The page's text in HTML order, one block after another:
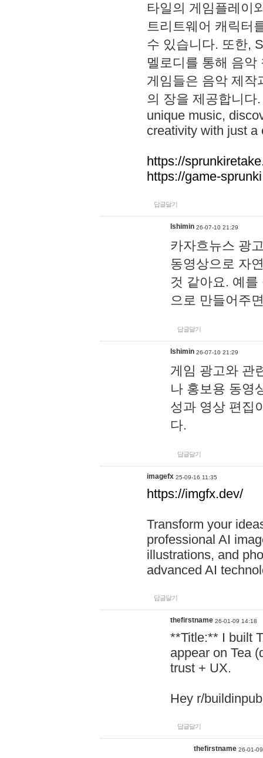
타일의 게임플레이
트리트웨어 캐릭터
수 있습니다. 또한,
멜로디를 통해 음
게임들은 음악 제작
의 장을 제공합니다
unique music,
creativity with just a
https://
https://game-
답글달기
lshimin 26-07-10 21:29
카자흐뉴스 광
동영상으로 자
것 같아요. 예
으로 만들어주
답글달기
lshimin 26-07-10 21:29
게임 광고와 관
나 홍보용 동영
성과 영상 편집
다.
답글달기
imagefx 25-09-16 11:35
https://imgfx.dev/
Transform your
professional AI
illustrations, and
advanced AI
답글달기
thefirstname 26-01-09 14:18
**Title:** I built
appear on Tea
trust + UX.
Hey r/
답글달기
thefirstname 26-01-